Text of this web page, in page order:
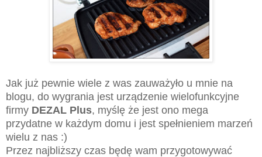
Jak już pewnie wiele z was zauważyło u mnie na
blogu, do wygrania jest urządzenie wielofunkcyjne
firmy DEZAL Plus, myślę że jest ono mega
przydatne w każdym domu i jest spełnieniem marzeń
wielu z nas :)
Przez najbliższy czas będę wam przygotowywać